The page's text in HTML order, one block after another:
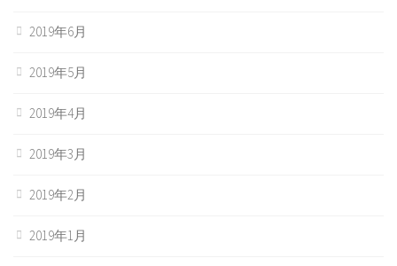
2019年6月
2019年5月
2019年4月
2019年3月
2019年2月
2019年1月